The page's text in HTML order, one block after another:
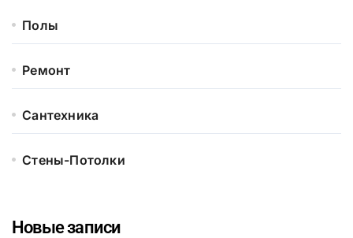
Полы
Ремонт
Сантехника
Стены-Потолки
Новые записи